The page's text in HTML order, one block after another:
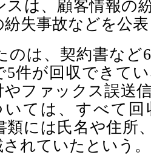
スは、顧客情報の
失事故などを公
のは、契約書など
5件が回収できて
やファックス誤送
いては、すべて
類には氏名や住所
れていたという。